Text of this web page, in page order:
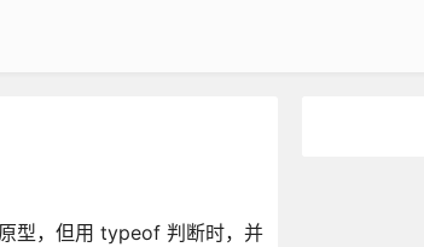
型，但用 typeof 判断时，并